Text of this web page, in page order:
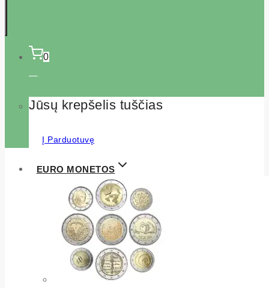
0
Jūsų krepšelis tuščias
Į Parduotuvę
EURO MONETOS